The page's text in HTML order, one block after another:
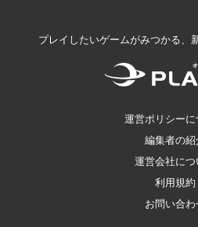
プレイしたいゲームがみつかる、
運営ポリシーに
編集者の紹
運営会社につ
利用規約
お問い合わ